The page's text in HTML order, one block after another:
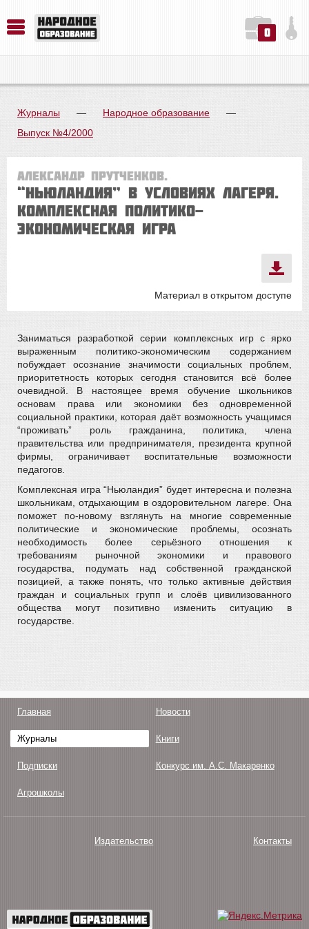
0
Журналы — Народное образование
—
Выпуск №4/2000
Александр Прутченков.
“Ньюландия” в условиях лагеря.
Комплексная политико-
экономическая игра
Материал в открытом доступе
Заниматься разработкой серии комплексных игр с ярко
выраженным политико-экономическим содержанием
побуждает осознание значимости социальных проблем,
приоритетность которых сегодня становится всё более
очевидной. В настоящее время обучение школьников
основам права или экономики без одновременной
социальной практики, которая даёт возможность учащимся
“проживать” роль гражданина, политика, члена
правительства или предпринимателя, президента крупной
фирмы, ограничивает воспитательные возможности
педагогов.
Комплексная игра “Ньюландия” будет интересна и полезна
школьникам, отдыхающим в оздоровительном лагере. Она
поможет по-новому взглянуть на многие современные
политические и экономические проблемы, осознать
необходимость более серьёзного отношения к
требованиям рыночной экономики и правового
государства, подумать над собственной гражданской
позицией, а также понять, что только активные действия
граждан и социальных групп и слоёв цивилизованного
общества могут позитивно изменить ситуацию в
государстве.
Главная Новости
Журналы Книги
Подписки Конкурс им. А.С. Макаренко
Агрошколы
Издательство Контакты